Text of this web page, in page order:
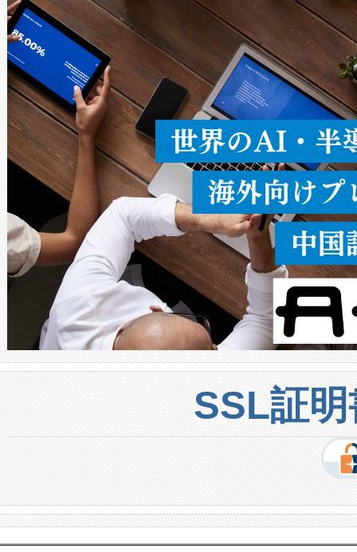
ードを切り替えて使用するこ
ることなく、単一のデバイス
うにします。遠距離まで届く
密度なスキャ […]
SSL証